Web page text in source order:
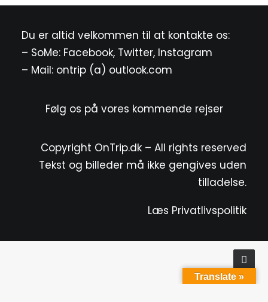
Du er altid velkommen til at kontakte os:
– SoMe: Facebook, Twitter, Instagram
– Mail: ontrip (a) outlook.com
Følg os på vores kommende rejser
Copyright OnTrip.dk – All rights reserved
Tekst og billeder må ikke gengives uden
tilladelse.
Læs Privatlivspolitik
Translate »